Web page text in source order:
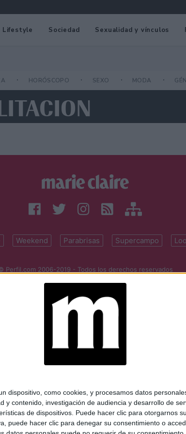
dispositivo, como cookies, y procesamos datos
contenido, investigación de audiencia y desarrollo de
de dispositivos. Puede hacer clic para otorgarnos
puede hacer clic para denegar su consentimiento o
Lifestyle Sociedad Sexualidad y vínculos
HORÓSCOPO SEXO MODA
Weekend Parabrisas Supercampo
Perfil.com 2006-2019 - Todos los derechos reservados
perfilcom@perfil.com| Propietario: Diario Perfil S.A.